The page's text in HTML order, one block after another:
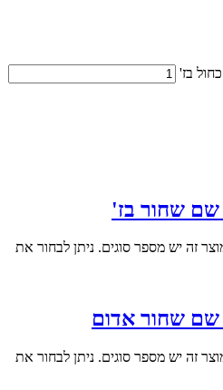
בז'
שם שחור בז'
זה יש מספר סוגים. ניתן לבחור את
שם שחור אדום
זה יש מספר סוגים. ניתן לבחור את